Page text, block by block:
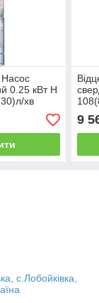
Насос
0.25 кВт H
хв
10
9
с.Лобойківка,